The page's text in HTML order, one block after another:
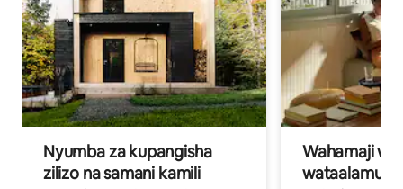
Nyumba za kupangisha
zilizo na samani kamili
Wahamaji
wataalamu